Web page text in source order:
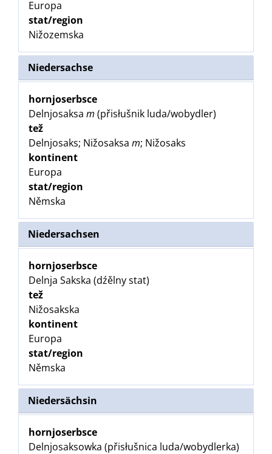
Europa
stat/region
Nižozemska
Niedersachse
hornjoserbsce
Delnjosaksa m (přisłušnik luda/wobydler)
tež
Delnjosaks; Nižosaksa m; Nižosaks
kontinent
Europa
stat/region
Němska
Niedersachsen
hornjoserbsce
Delnja Sakska (dźělny stat)
tež
Nižosakska
kontinent
Europa
stat/region
Němska
Niedersächsin
hornjoserbsce
Delnjosaksowka (přisłušnica luda/wobydlerka)